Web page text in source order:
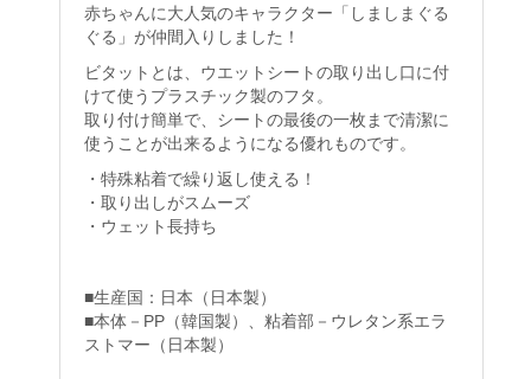
赤ちゃんに大人気のキャラクター「しましまぐる
ぐる」が仲間入りしました！
ビタットとは、ウエットシートの取り出し口に付
けて使うプラスチック製のフタ。
取り付け簡単で、シートの最後の一枚まで清潔に
使うことが出来るようになる優れものです。
・特殊粘着で繰り返し使える！
・取り出しがスムーズ
・ウェット長持ち
■生産国：日本（日本製）
■本体－PP（韓国製）、粘着部－ウレタン系エラ
ストマー（日本製）